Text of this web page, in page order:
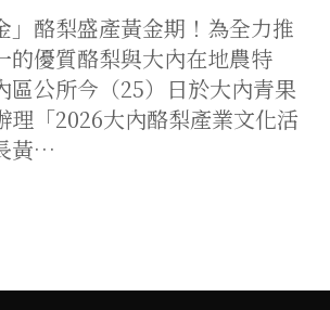
」酪梨盛產黃金期！為全力推
的優質酪梨與大內在地農特
區公所今（25）日於大內青果
理「2026大內酪梨產業文化活
黃…